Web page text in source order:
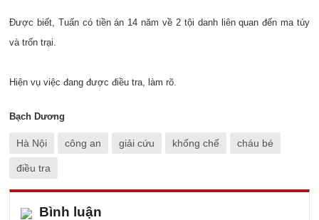
Được biết, Tuấn có tiền án 14 năm về 2 tội danh liên quan đến ma túy
và trốn trại.
Hiện vụ việc đang được điều tra, làm rõ.
Bạch Dương
Hà Nội công an giải cứu khống chế cháu bé
điều tra
Bình luận